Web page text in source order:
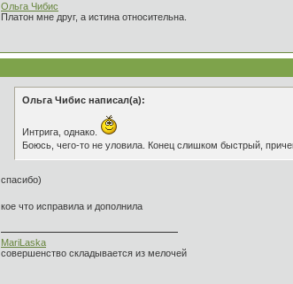
Ольга Чибис
Платон мне друг, а истина относительна.
Ольга Чибис написал(а):
Интрига, однако.
Боюсь, чего-то не уловила. Конец слишком быстрый,
спасибо)
кое что исправила и дополнила
MariLaska
совершенство складывается из мелочей